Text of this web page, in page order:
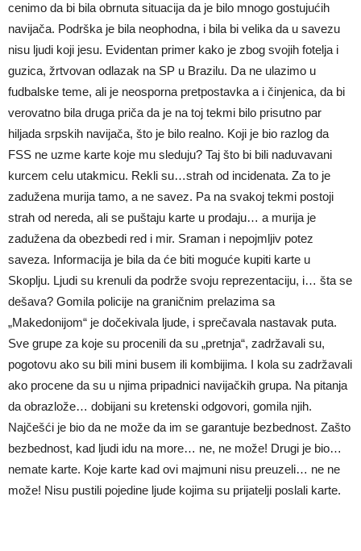
cenimo da bi bila obrnuta situacija da je bilo mnogo gostujućih
navijača. Podrška je bila neophodna, i bila bi velika da u savezu
nisu ljudi koji jesu. Evidentan primer kako je zbog svojih fotelja i
guzica, žrtvovan odlazak na SP u Brazilu. Da ne ulazimo u
fudbalske teme, ali je neosporna pretpostavka a i činjenica, da bi
verovatno bila druga priča da je na toj tekmi bilo prisutno par
hiljada srpskih navijača, što je bilo realno. Koji je bio razlog da
FSS ne uzme karte koje mu sleduju? Taj što bi bili naduvavani
kurcem celu utakmicu. Rekli su…strah od incidenata. Za to je
zadužena murija tamo, a ne savez. Pa na svakoj tekmi postoji
strah od nereda, ali se puštaju karte u prodaju… a murija je
zadužena da obezbedi red i mir. Sraman i nepojmljiv potez
saveza. Informacija je bila da će biti moguće kupiti karte u
Skoplju. Ljudi su krenuli da podrže svoju reprezentaciju, i… šta se
dešava? Gomila policije na graničnim prelazima sa
„Makedonijom“ je dočekivala ljude, i sprečavala nastavak puta.
Sve grupe za koje su procenili da su „pretnja“, zadržavali su,
pogotovu ako su bili mini busem ili kombijima. I kola su zadržavali
ako procene da su u njima pripadnici navijačkih grupa. Na pitanja
da obrazlože… dobijani su kretenski odgovori, gomila njih.
Najčešći je bio da ne može da im se garantuje bezbednost. Zašto
bezbednost, kad ljudi idu na more… ne, ne može! Drugi je bio…
nemate karte. Koje karte kad ovi majmuni nisu preuzeli… ne ne
može! Nisu pustili pojedine ljude kojima su prijatelji poslali karte.